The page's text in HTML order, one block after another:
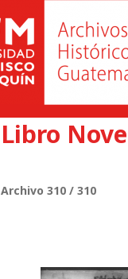
Libro
Archivo 310 / 310